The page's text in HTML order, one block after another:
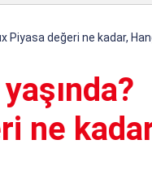
Piyasa değeri ne kadar,
ne